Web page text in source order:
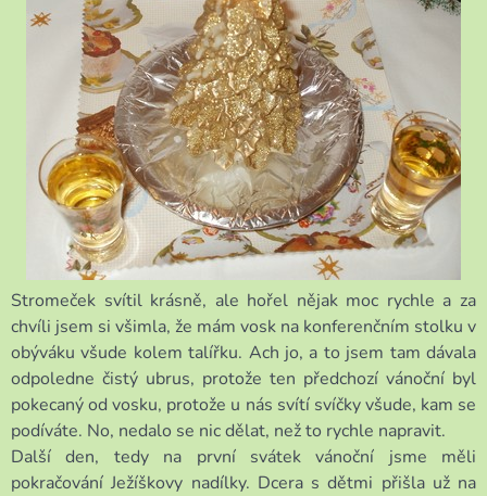
Stromeček svítil krásně, ale hořel nějak moc rychle a za
chvíli jsem si všimla, že mám vosk na konferenčním stolku v
obýváku všude kolem talířku. Ach jo, a to jsem tam dávala
odpoledne čistý ubrus, protože ten předchozí vánoční byl
pokecaný od vosku, protože u nás svítí svíčky všude, kam se
podíváte. No, nedalo se nic dělat, než to rychle napravit.
Další den, tedy na první svátek vánoční jsme měli
pokračování Ježíškovy nadílky. Dcera s dětmi přišla už na